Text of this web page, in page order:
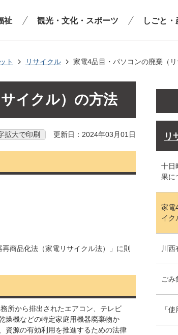
祉 観光・文化・スポーツ しごと・
ト リサイクル 家電4品目・パソコンの廃棄（
イクル）の方法
拡大で印刷 更新日：2024年03月01日
商品化法（家電リサイクル法）」に則
所から排出されたエアコン、テレビ
燥機などの特定家庭用機器廃棄物か
資源の有効利用を推進するための法律
リ
十日
果に
家電
イク
川西
ごみ
「